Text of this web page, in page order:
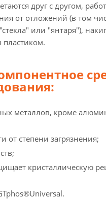
друг с другом,
от отложений (в том
или "янтаря"),
пластиком.
металлов, кроме
от степени загрязнения;
кристаллическую